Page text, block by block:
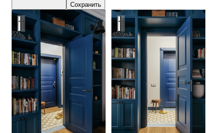
Сохранить
Цветная провокация Цветная провокация